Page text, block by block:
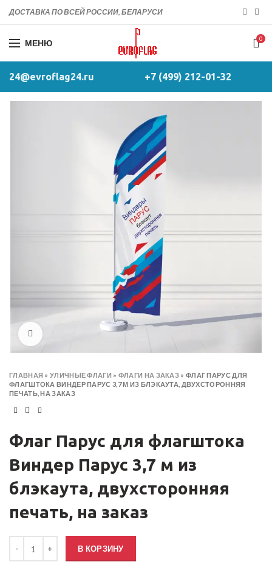
ДОСТАВКА ПО ВСЕЙ РОССИИ, БЕЛАРУСИ
МЕНЮ 0
24@evroflag24.ru +7 (499) 212-01-32
ГЛАВНАЯ »УЛИЧНЫЕ ФЛАГИ » ФЛАГИ НА ЗАКАЗ » ФЛАГ ПАРУС ДЛЯ
ФЛАГШТОКА ВИНДЕР ПАРУС 3,7 М ИЗ БЛЭКАУТА, ДВУХСТОРОННЯЯ
ПЕЧАТЬ, НА ЗАКАЗ
Флаг Парус для флагштока
Виндер Парус 3,7 м из
блэкаута, двухсторонняя
печать, на заказ
В КОРЗИНУ